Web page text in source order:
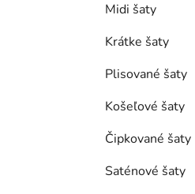
Midi šaty
Krátke šaty
Plisované šaty
Košeľové šaty
Čipkované šaty
Saténové šaty